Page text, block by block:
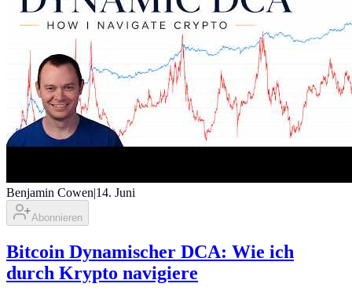
Benjamin Cowen|14. Juni
Abonnieren
Bitcoin Dynamischer DCA: Wie ich
durch Krypto navigiere